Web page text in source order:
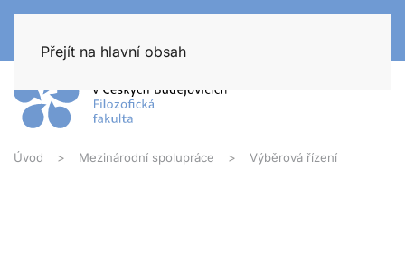
Přejít na hlavní obsah
Úvod Mezinárodní spolupráce Výběrová řízení